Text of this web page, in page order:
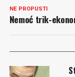
NE PROPUSTI
Nemoć trik-